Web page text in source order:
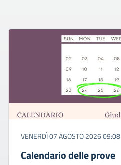
VENERDÌ 07 AGOSTO 2026 09:08
Calendario delle prove